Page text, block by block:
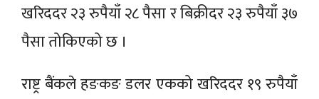
खरिददर २३ रुपैयाँ २८ पैसा र बिक्रीदर २३ रुपैयाँ ३७
पैसा तोकिएको छ ।
राष्ट्र बैंकले हङकङ डलर एकको खरिददर १९ रुपैयाँ